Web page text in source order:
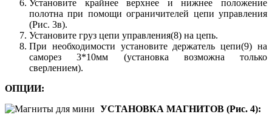
Установите крайнее верхнее и нижнее положение
полотна при помощи ограничителей цепи управления
(Рис. 3в).
Установите груз цепи управления(8) на цепь.
При необходимости установите держатель цепи(9) на
саморез 3*10мм (установка возможна только
сверлением).
ОПЦИИ:
УСТАНОВКА МАГНИТОВ (Рис. 4):